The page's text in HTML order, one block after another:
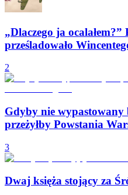
„Dlaczego ja
prześladowało
2
Gdyby nie wypastowany
przeżyłby Powstania
3
Dwaj księża stojący za